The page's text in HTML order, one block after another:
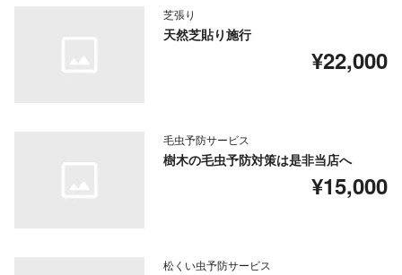
芝張り
天然芝貼り施行
¥22,000
毛虫予防サービス
樹木の毛虫予防対策は是非当店へ
¥15,000
松くい虫予防サービス